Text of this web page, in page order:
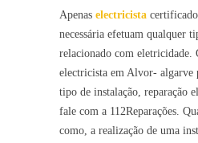
Apenas electricista
necessária efetuam qualquer
relacionado com eletricidade.
electricista em Alvor- algarve
tipo de instalação, reparação
fale com a 112Reparações.
como, a realização de uma